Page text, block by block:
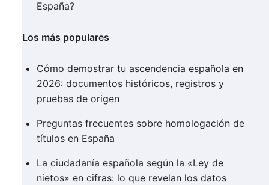
España?
Los más populares
Cómo demostrar tu ascendencia española en
2026: documentos históricos, registros y
pruebas de origen
Preguntas frecuentes sobre homologación de
títulos en España
La ciudadanía española según la «Ley de
nietos» en cifras: lo que revelan los datos